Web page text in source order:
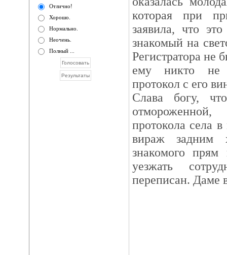
Отлично!
Хорошо.
Нормально.
Неочень.
Полный ...
которая при
заявила, что
знакомый на
Регистратора не
ему никто не
протокол с его
Слава богу,
протокола села
вираж задним
знакомого прям
уезжать
переписан. Даме